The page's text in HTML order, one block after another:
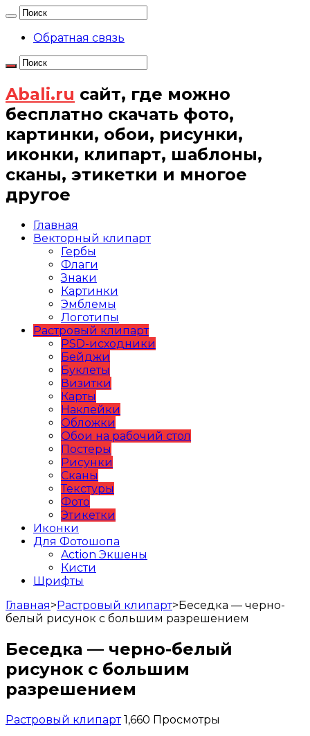
Обратная связь
Abali.ru сайт, где можно
бесплатно скачать фото,
картинки, обои, рисунки,
иконки, клипарт, шаблоны,
сканы, этикетки и многое
другое
Главная
Векторный клипарт
Гербы
Флаги
Знаки
Картинки
Эмблемы
Логотипы
Растровый клипарт
PSD-исходники
Бейджи
Буклеты
Визитки
Карты
Наклейки
Обложки
Обои на рабочий стол
Постеры
Рисунки
Сканы
Текстуры
Фото
Этикетки
Иконки
Для Фотошопа
Action Экшены
Кисти
Шрифты
Главная>Растровый клипарт>Беседка — черно-
белый рисунок с большим разрешением
Беседка — черно-белый
рисунок с большим
разрешением
Растровый клипарт 1,660 Просмотры